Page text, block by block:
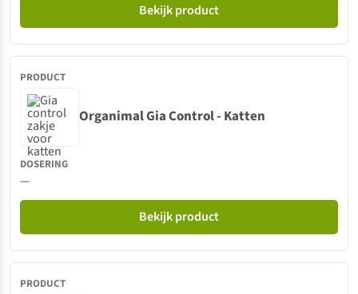
Bekijk product
Organimal Gia Control - Katten
—
Bekijk product